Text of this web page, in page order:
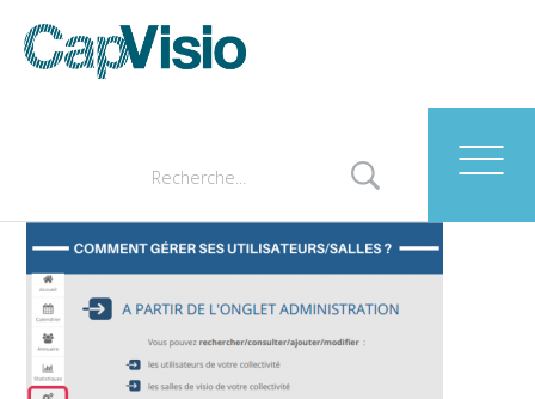
Capture d’écran 2018-02-